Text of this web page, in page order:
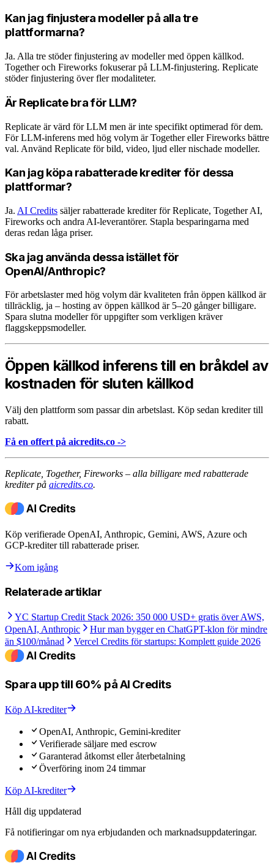
Kan jag finjustera modeller på alla tre
plattformarna?
Ja. Alla tre stöder finjustering av modeller med öppen källkod.
Together och Fireworks fokuserar på LLM-finjustering. Replicate
stöder finjustering över fler modaliteter.
Är Replicate bra för LLM?
Replicate är värd för LLM men är inte specifikt optimerad för dem.
För LLM-inferens med hög volym är Together eller Fireworks bättre
val. Använd Replicate för bild, video, ljud eller nischade modeller.
Kan jag köpa rabatterade krediter för dessa
plattformar?
Ja. AI Credits säljer rabatterade krediter för Replicate, Together AI,
Fireworks och andra AI-leverantörer. Stapla besparingarna med
deras redan låga priser.
Ska jag använda dessa istället för
OpenAI/Anthropic?
För arbetslaster med hög volym där kvaliteten från öppen källkod är
tillräcklig, ja – hosting av öppen källkod är 5–20 gånger billigare.
Spara slutna modeller för uppgifter som verkligen kräver
flaggskeppsmodeller.
Öppen källkod inferens till en bråkdel av
kostnaden för sluten källkod
Välj den plattform som passar din arbetslast. Köp sedan krediter till
rabatt.
Få en offert på aicredits.co ->
Replicate, Together, Fireworks – alla billigare med rabatterade
krediter på aicredits.co.
Köp verifierade OpenAI, Anthropic, Gemini, AWS, Azure och
GCP-krediter till rabatterade priser.
Kom igång
Relaterade artiklar
YC Startup Credit Stack 2026: 350 000 USD+ gratis över AWS,
OpenAI, Anthropic
Hur man bygger en ChatGPT-klon för mindre
än $100/månad
Vercel Credits för startups: Komplett guide 2026
Spara upp till 60% på AI Credits
Köp AI-krediter
OpenAI, Anthropic, Gemini-krediter
Verifierade säljare med escrow
Garanterad åtkomst eller återbetalning
Överföring inom 24 timmar
Köp AI-krediter
Håll dig uppdaterad
Få notifieringar om nya erbjudanden och marknadsuppdateringar.